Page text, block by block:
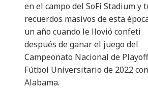
en el campo del SoFi Stadium y
recuerdos masivos de esta
un año cuando le llovió confeti
después de ganar el juego del
Campeonato Nacional de
Fútbol Universitario de 2022
Alabama.